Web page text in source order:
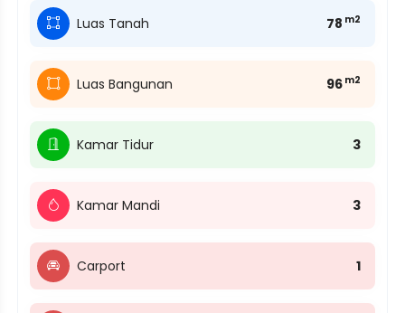
Luas Tanah 78 m2
Luas Bangunan 96 m2
Kamar Tidur 3
Kamar Mandi 3
Carport 1